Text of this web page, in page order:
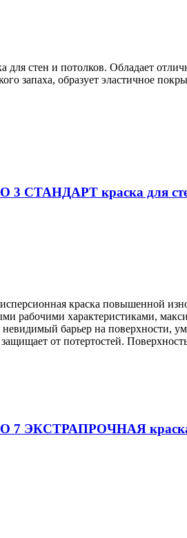
для стен и потолков. Обладает
запаха, образует эластичное
3 СТАНДАРТ краска для
краска повышенной
рабочими характеристиками,
барьер на поверхности,
от потертостей.
7 ЭКСТРАПРОЧНАЯ краска